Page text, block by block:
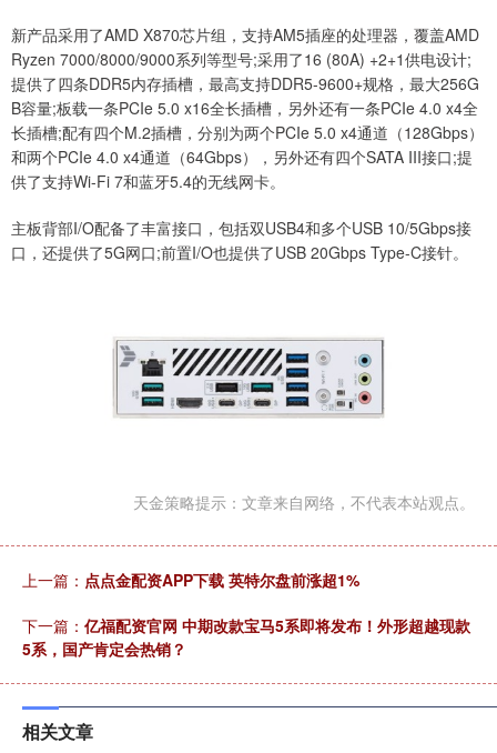
新产品采用了AMD X870芯片组，支持AM5插座的处理器，覆盖AMD
Ryzen 7000/8000/9000系列等型号;采用了16 (80A) +2+1供电设计;
提供了四条DDR5内存插槽，最高支持DDR5-9600+规格，最大256G
B容量;板载一条PCIe 5.0 x16全长插槽，另外还有一条PCIe 4.0 x4全
长插槽;配有四个M.2插槽，分别为两个PCIe 5.0 x4通道（128Gbps）
和两个PCIe 4.0 x4通道（64Gbps），另外还有四个SATA III接口;提
供了支持Wi-Fi 7和蓝牙5.4的无线网卡。
主板背部I/O配备了丰富接口，包括双USB4和多个USB 10/5Gbps接
口，还提供了5G网口;前置I/O也提供了USB 20Gbps Type-C接针。
天金策略提示：文章来自网络，不代表本站观点。
上一篇： 点点金配资APP下载 英特尔盘前涨超1%
下一篇： 亿福配资官网 中期改款宝马5系即将发布！外形超越现款
5系，国产肯定会热销？
相关文章